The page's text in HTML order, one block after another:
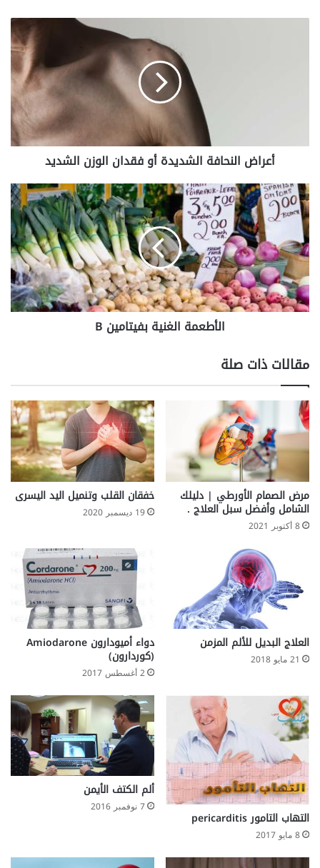
أعراض النحافة الشديدة أو فقدان الوزن الشديد‬
الأطعمة
الغنية
بفيتامين
B
الأطعمة الغنية بفيتامين B
مقالات ذات صلة
مرض الصمام الأورطي | دليلك
الشامل وأفضل سبل العلاج .
8 أكتوبر 2021
خفقان القلب وتنميل اليد اليسرى
19 ديسمبر 2020
العلاج البديل للألم المزمن
21 مايو 2018
دواء أميودارون Amiodarone
(كوردارون)
2 أغسطس 2017
التهاب التامور pericarditis
8 مايو 2017
ألم الكتف الأيمن
7 نوفمبر 2016